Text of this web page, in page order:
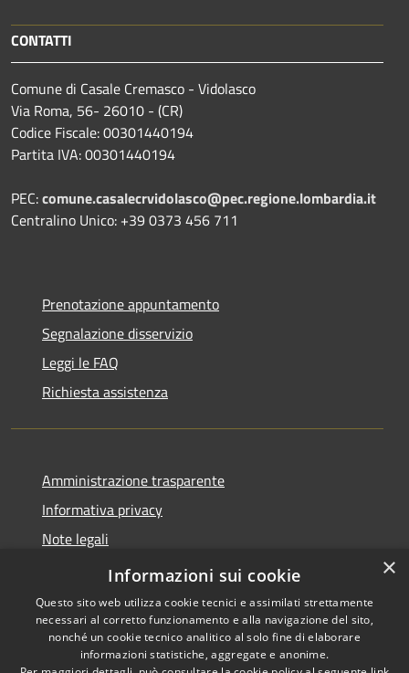
CONTATTI
Comune di Casale Cremasco - Vidolasco
Via Roma, 56- 26010 - (CR)
Codice Fiscale: 00301440194
Partita IVA: 00301440194
PEC:comune.casalecrvidolasco@pec.regione.lombardia.it
Centralino Unico: +39 0373 456 711
Prenotazione appuntamento
Segnalazione disservizio
Leggi le FAQ
Richiesta assistenza
Amministrazione trasparente
Informativa privacy
Note legali
Dichiarazione di accessibilità
Copyright © 2026 • Comune di
×
Informazioni sui cookie
Questo sito web utilizza cookie tecnici e assimilati strettamente
necessari al corretto funzionamento e alla navigazione del sito,
nonché un cookie tecnico analitico al solo fine di elaborare
informazioni statistiche, aggregate e anonime.